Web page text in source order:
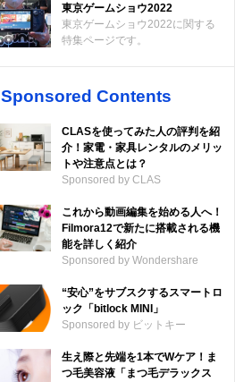
東京ゲームショウ2022
東京ゲームショウ2022に関する
特集ページです。
Sponsored Contents
CLASを使ってみた人の評判を紹
介！家電・家具レンタルのメリッ
トや注意点とは？
Sponsored by CLAS
これから動画編集を始める人へ！
Filmora12で新たに搭載される機
能を詳しく紹介
Sponsored by Wondershare
“安心”をサブスクするスマートロ
ック「bitlock MINI」
Sponsored by ビットキー
生え際と先端を1本でWケア！ま
つ毛美容液「まつ毛デラックス